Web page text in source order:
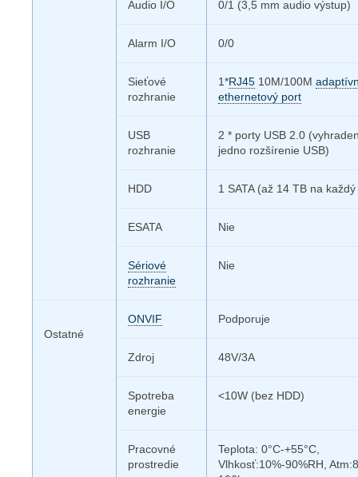
Audio I/O 0/1 (3,5 mm audio výstup)
Alarm I/O 0/0
Sieťové
rozhranie
1*RJ45 10M/100M
ethernetový port
USB
rozhranie
2 * porty USB 2.0
jedno rozšírenie USB)
HDD 1 SATA (až 14 TB na
ESATA Nie
Sériové
rozhranie
Nie
Ostatné
ONVIF Podporuje
Zdroj 48V/3A
Spotreba
energie
<10W (bez HDD)
Pracovné
prostredie
Teplota: 0°C-+55°C,
Vlhkosť:10%-90%RH,